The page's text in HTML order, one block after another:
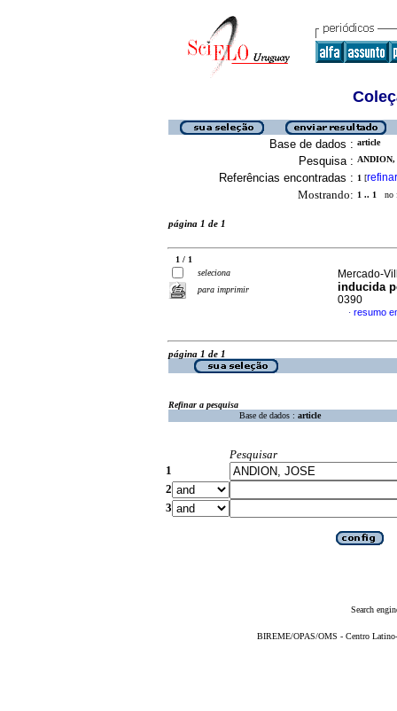
Base de dados : article
Pesquisa :
Referências encontradas : 1 [refinar
Mostrando: 1 .. 1 no
página 1 de 1
1 / 1
seleciona
para imprimir
Mercado-
inducida
0390
· resumo
página 1 de 1
Refinar a pesquisa
Base de dados : article
Pesquisar
1
2
3
Search
BIREME/OPAS/OMS - Centro Latino-